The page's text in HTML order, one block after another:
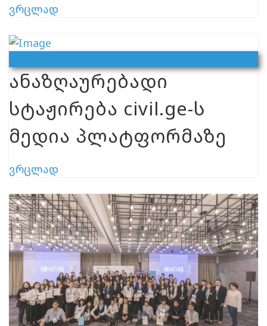
ვრცლად
ანაზღაურებადი
სტაჟირება civil.ge-ს
მედია პლატფორმაზე
ვრცლად